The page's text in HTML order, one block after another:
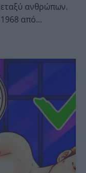
ανθρώπων.
από...